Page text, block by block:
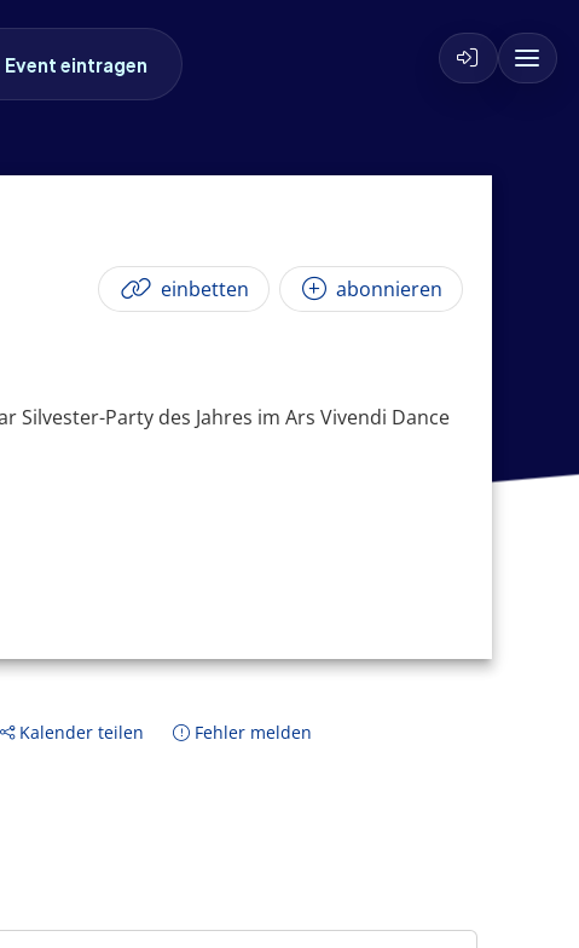
Event eintragen
einbetten abonnieren
Silvester-Party des Jahres im Ars Vivendi Dance
Kalender teilen Fehler melden